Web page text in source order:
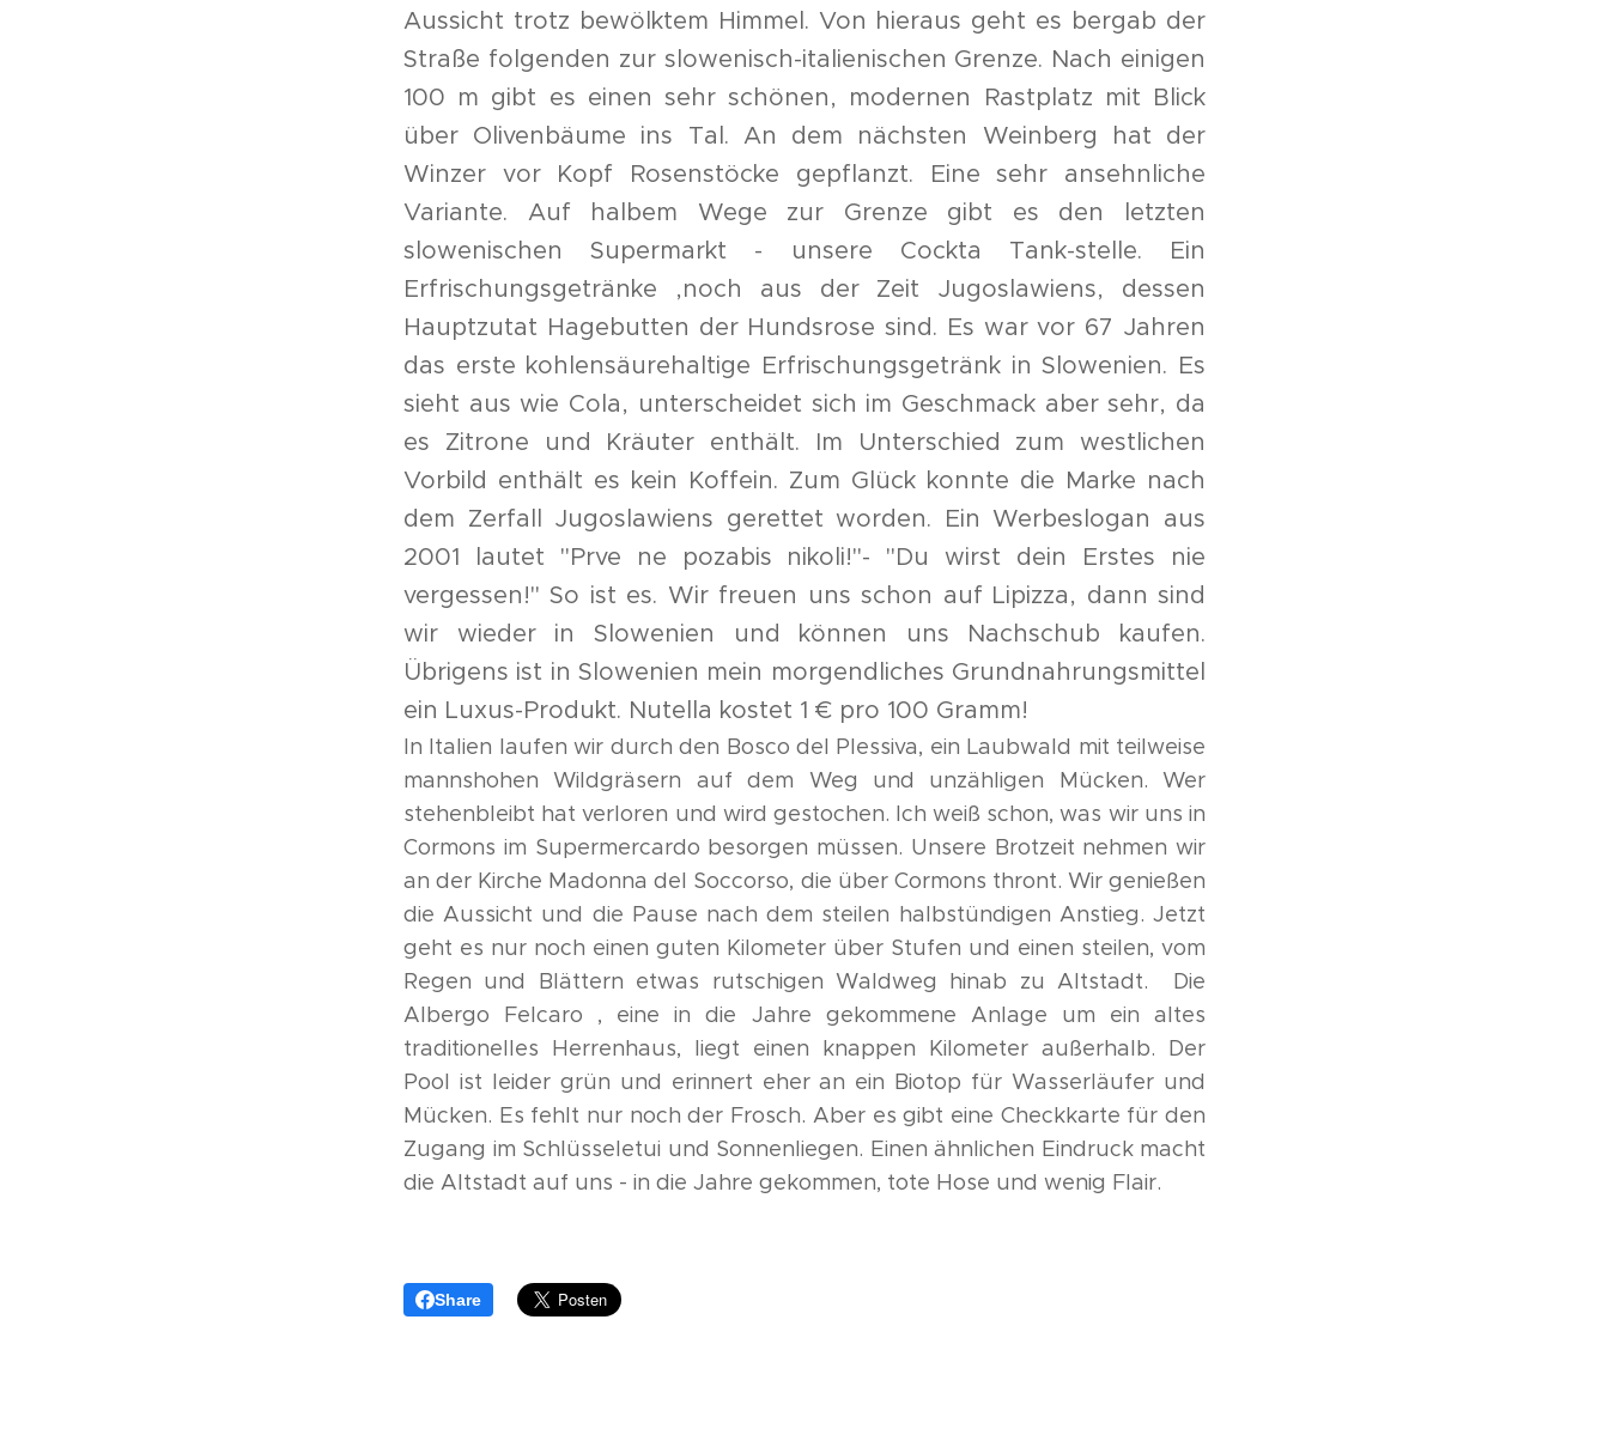
Aussicht trotz bewölktem Himmel. Von hieraus geht es bergab der
Straße folgenden zur slowenisch-italienischen Grenze. Nach einigen
100 m gibt es einen sehr schönen, modernen Rastplatz mit Blick
über Olivenbäume ins Tal. An dem nächsten Weinberg hat der
Winzer vor Kopf Rosenstöcke gepflanzt. Eine sehr ansehnliche
Variante. Auf halbem Wege zur Grenze gibt es den letzten
slowenischen Supermarkt - unsere Cockta Tank-stelle. Ein
Erfrischungsgetränke ,noch aus der Zeit Jugoslawiens, dessen
Hauptzutat Hagebutten der Hundsrose sind. Es war vor 67 Jahren
das erste kohlensäurehaltige Erfrischungsgetränk in Slowenien. Es
sieht aus wie Cola, unterscheidet sich im Geschmack aber sehr, da
es Zitrone und Kräuter enthält. Im Unterschied zum westlichen
Vorbild enthält es kein Koffein. Zum Glück konnte die Marke nach
dem Zerfall Jugoslawiens gerettet worden. Ein Werbeslogan aus
2001 lautet "Prve ne pozabis nikoli!"- "Du wirst dein Erstes nie
vergessen!" So ist es. Wir freuen uns schon auf Lipizza, dann sind
wir wieder in Slowenien und können uns Nachschub kaufen.
Übrigens ist in Slowenien mein morgendliches Grundnahrungsmittel
ein Luxus-Produkt. Nutella kostet 1 € pro 100 Gramm!
In Italien laufen wir durch den Bosco del Plessiva, ein Laubwald mit teilweise
mannshohen Wildgräsern auf dem Weg und unzähligen Mücken. Wer
stehenbleibt hat verloren und wird gestochen. Ich weiß schon, was wir uns in
Cormons im Supermercardo besorgen müssen. Unsere Brotzeit nehmen wir
an der Kirche Madonna del Soccorso, die über Cormons thront. Wir genießen
die Aussicht und die Pause nach dem steilen halbstündigen Anstieg. Jetzt
geht es nur noch einen guten Kilometer über Stufen und einen steilen, vom
Regen und Blättern etwas rutschigen Waldweg hinab zu Altstadt. Die
Albergo Felcaro , eine in die Jahre gekommene Anlage um ein altes
traditionelles Herrenhaus, liegt einen knappen Kilometer außerhalb. Der
Pool ist leider grün und erinnert eher an ein Biotop für Wasserläufer und
Mücken. Es fehlt nur noch der Frosch. Aber es gibt eine Checkkarte für den
Zugang im Schlüsseletui und Sonnenliegen. Einen ähnlichen Eindruck macht
die Altstadt auf uns - in die Jahre gekommen, tote Hose und wenig Flair.
Share